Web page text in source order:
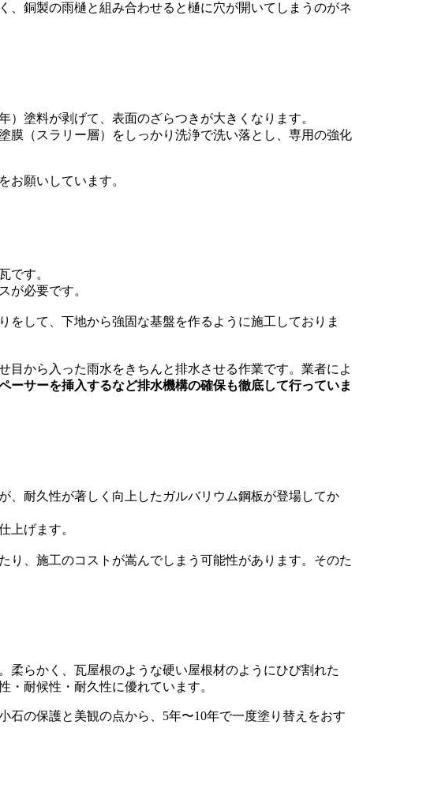
銅製の雨樋と組み合わせると樋に穴が開いてしまうのがネ
塗料が剥げて、表面のざらつきが大きくなります。
（スラリー層）をしっかり洗浄で洗い落とし、専用の強化
願いしています。
です。
が必要です。
して、下地から強固な基盤を作るように施工しておりま
から入った雨水をきちんと排水させる作業です。業者によ
ーサーを挿入するなど排水機構の確保も徹底して行っていま
耐久性が著しく向上したガルバリウム鋼板が登場してか
上げます。
、施工のコストが嵩んでしまう可能性があります。そのた
らかく、瓦屋根のような硬い屋根材のようにひび割れた
耐候性・耐久性に優れています。
の保護と美観の点から、5年〜10年で一度塗り替えをおす